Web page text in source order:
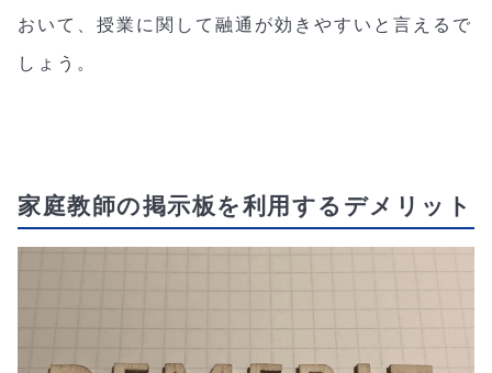
おいて、授業に関して融通が効きやすいと言えるで
しょう。
家庭教師の掲示板を利用するデメリット